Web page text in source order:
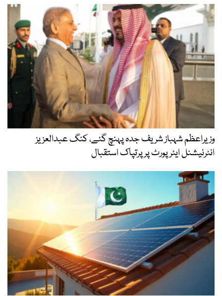
وزیراعظم شہباز شریف جدہ پہنچ گئے، کنگ عبدالعزیز
انٹرنیشنل ایئر پورٹ پر پرتپاک استقبال